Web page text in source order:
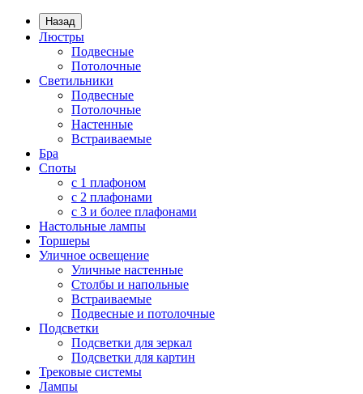
Назад
Люстры
Подвесные
Потолочные
Светильники
Подвесные
Потолочные
Настенные
Встраиваемые
Бра
Споты
с 1 плафоном
с 2 плафонами
с 3 и более плафонами
Настольные лампы
Торшеры
Уличное освещение
Уличные настенные
Столбы и напольные
Встраиваемые
Подвесные и потолочные
Подсветки
Подсветки для зеркал
Подсветки для картин
Трековые системы
Лампы